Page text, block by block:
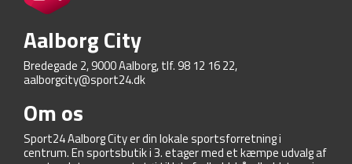
Aalborg City
Bredegade 2, 9000 Aalborg, tlf. 98 12 16 22,
aalborgcity@sport24.dk
Om os
Sport24 Aalborg City er din lokale sportsforretning i
centrum. En sportsbutik i 3. etager med et kæmpe udvalg af